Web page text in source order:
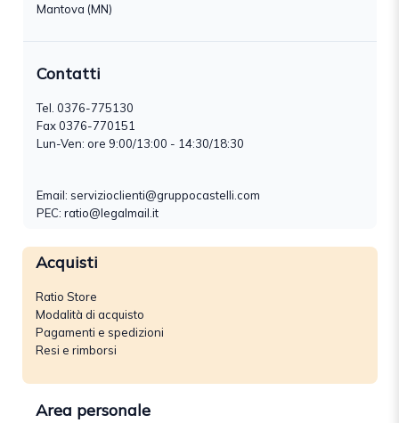
Mantova (MN)
Contatti
Tel. 0376-775130
Fax 0376-770151
Lun-Ven: ore 9:00/13:00 - 14:30/18:30
Email: servizioclienti@gruppocastelli.com
PEC: ratio@legalmail.it
Acquisti
Ratio Store
Modalità di acquisto
Pagamenti e spedizioni
Resi e rimborsi
Area personale